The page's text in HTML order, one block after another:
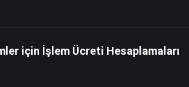
için İşlem Ücreti Hesaplamaları